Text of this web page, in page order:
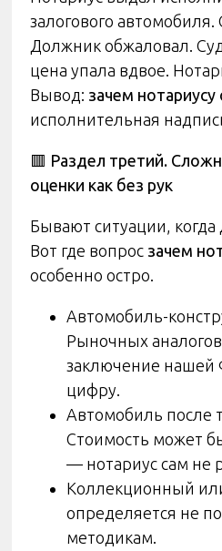
залогового автомобиля.
Должник обжаловал.
цена упала вдвое.
Вывод: зачем
исполнительная
🟥 Раздел третий.
оценки как без рук
Бывают ситуации,
Вот где вопрос зачем
особенно остро.
Автомобиль-
Рыночных
заключение нашей
цифру.
Автомобиль после
Стоимость может
— нотариус сам не
Коллекционный
определяется не
методикам.